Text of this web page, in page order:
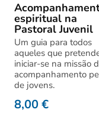
espiritual na
Pastoral Juvenil
Um guia para todos
aqueles que
iniciar-se na missão
acompanhamento
de jovens.
8,00€